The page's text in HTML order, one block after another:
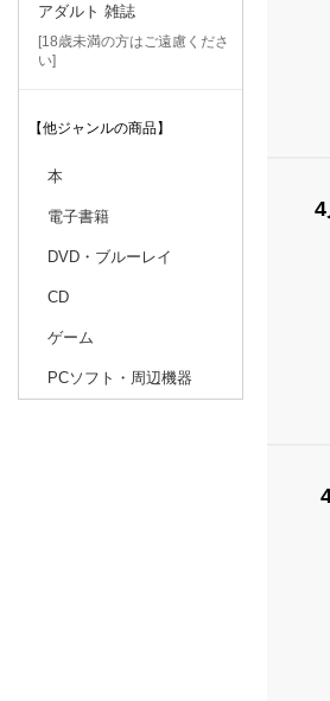
アダルト 雑誌
[18歳未満の方はご遠慮くださ
い]
【他ジャンルの商品】
本
電子書籍
DVD・ブルーレイ
CD
ゲーム
PCソフト・周辺機器
4